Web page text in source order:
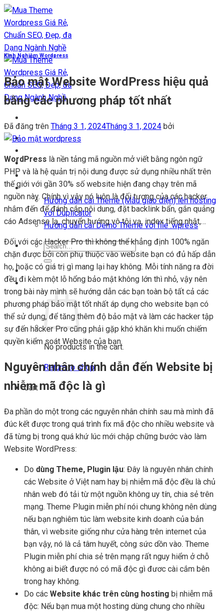
Chuyển
đến
nội
dung
Trang chủ
Themes + Plugin
Blog
Hỗ trợ
Hướng dẫn cài Theme (Mẫu giao diện) lên hosting
với Duplicator
Hướng dẫn cài Demo Theme với file .wpress
Search
for:
Login
Cart
No products in the cart.
Return to shop
Cart
Kinh Nghiệm Wordpress
Bảo mật Website WordPress hiệu quả
bằng các phương pháp tốt nhất
Đã đăng trên Tháng 3 1, 2024Tháng 3 1, 2024 bởi
WordPress là nền tảng mã nguồn mở viết bằng ngôn ngữ
PHP và là hệ quản trị nội dung được sử dụng nhiều nhất trên
thế giới với gần 30% số website hiện đang chạy trên mã
nguồn này. Chính vì vậy nó luôn là đối tượng của các hacker
nhắm đến để đánh cắp nội dung, đặt backlink bẩn, gắn quảng
cáo Adsense lạ, chuyển hướng vô tội vạ, index tiếng nhật,…
Đối với các Hacker Pro thì không thể khẳng định 100% ngăn
chặn được bởi còn phụ thuộc vào website bạn có đủ hấp dẫn
họ, hoặc có giá trị gì mang lại hay không. Mỗi tính năng ra đời
đều đi kèm một lỗ hổng bảo mật không lớn thì nhỏ, vậy nên
trong bài này mình sẽ hướng dẫn các bạn toàn bộ tất cả các
phương pháp bảo mật tốt nhất áp dụng cho website bạn có
thể sử dụng, để tăng thêm độ bảo mật và làm các hacker tập
sự đến hacker Pro cũng phải gặp khó khăn khi muốn chiếm
quyền kiểm soát Website của bạn.
Nguyên nhân chính dẫn đến Website bị
nhiễm mã độc là gì
Đa phần do một trong các nguyên nhân chính sau mà mình đã
đúc kết được trong quá trình fix mã độc cho nhiều website và
đã từng bị trong quá khứ lúc mới chập chững bước vào làm
Website WordPress:
Do dùng Theme, Plugin lậu: Đây là nguyên nhân chính
các Website ở Việt nam hay bị nhiễm mã độc đều là chủ
nhân web đó tải từ một nguồn không uy tín, chia sẻ trên
mạng. Theme Plugin miễn phí nói chung không nên dùng
nếu bạn nghiêm túc làm website kinh doanh của bản
thân, vì website giống như cửa hàng trên internet của
bạn vậy, nó là cả tâm huyết, công sức dồn vào. Theme
Plugin miễn phí chia sẻ trên mạng rất nguy hiểm ở chỗ
không ai biết được nó có mã độc gì đươc cài cắm bên
trong hay không.
Do các Website khác trên cùng hosting bị nhiễm mã
độc: Nếu bạn mua một hosting dùng chung cho nhiều